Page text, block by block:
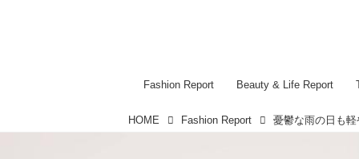
Fashion Report Beauty & Life Report
HOME Fashion Report